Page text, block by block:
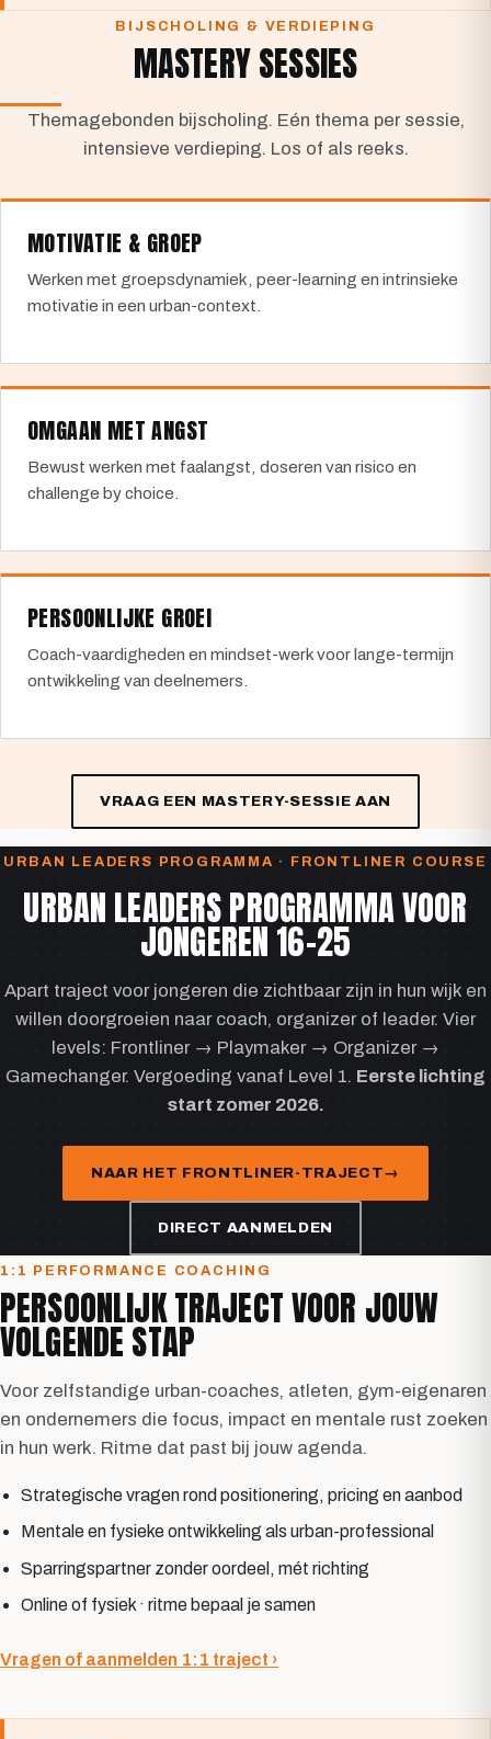
BIJSCHOLING & VERDIEPING
MASTERY SESSIES
Themagebonden bijscholing. Eén thema per sessie,
intensieve verdieping. Los of als reeks.
MOTIVATIE & GROEP
Werken met groepsdynamiek, peer-learning en intrinsieke
motivatie in een urban-context.
OMGAAN MET ANGST
Bewust werken met faalangst, doseren van risico en
challenge by choice.
PERSOONLIJKE GROEI
Coach-vaardigheden en mindset-werk voor lange-termijn
ontwikkeling van deelnemers.
VRAAG EEN MASTERY-SESSIE AAN
URBAN LEADERS PROGRAMMA · FRONTLINER COURSE
URBAN LEADERS PROGRAMMA VOOR
JONGEREN 16-25
Apart traject voor jongeren die zichtbaar zijn in hun wijk en
willen doorgroeien naar coach, organizer of leader. Vier
levels: Frontliner → Playmaker → Organizer →
Gamechanger. Vergoeding vanaf Level 1. Eerste lichting
start zomer 2026.
NAAR HET FRONTLINER-TRAJECT
DIRECT AANMELDEN
1:1 PERFORMANCE COACHING
PERSOONLIJK TRAJECT VOOR JOUW
VOLGENDE STAP
Voor zelfstandige urban-coaches, atleten, gym-eigenaren
en ondernemers die focus, impact en mentale rust zoeken
in hun werk. Ritme dat past bij jouw agenda.
Strategische vragen rond positionering, pricing en aanbod
Mentale en fysieke ontwikkeling als urban-professional
Sparringspartner zonder oordeel, mét richting
Online of fysiek · ritme bepaal je samen
Vragen of aanmelden 1:1 traject ›